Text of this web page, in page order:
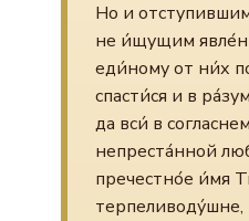
Но и
не и́щущим
еди́ному от ни́х
спасти́ся и в
да вси́ в
непреста́нной
пречестно́е и́мя
терпеливоду́шне,